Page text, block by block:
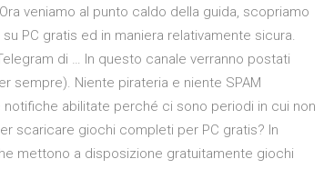
veniamo al punto caldo della guida, scopriamo
PC gratis ed in maniera relativamente sicura.
di … In questo canale verranno postati
sempre). Niente pirateria e niente SPAM
abilitate perché ci sono periodi in cui non
scaricare giochi completi per PC gratis? In
mettono a disposizione gratuitamente giochi